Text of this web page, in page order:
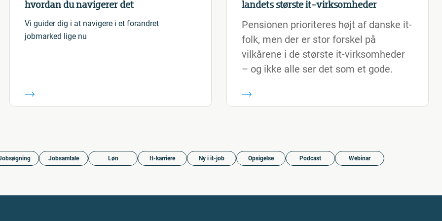
hvordan du navigerer det
Vi guider dig i at navigere i et forandret
jobmarked lige nu
landets største it-virksomheder
Pensionen prioriteres højt af danske it-
folk, men der er stor forskel på
vilkårene i de største it-virksomheder
– og ikke alle ser det som et gode.
Jobsamtale Løn It-karriere Ny i it-job Opsigelse Podcast Webinar